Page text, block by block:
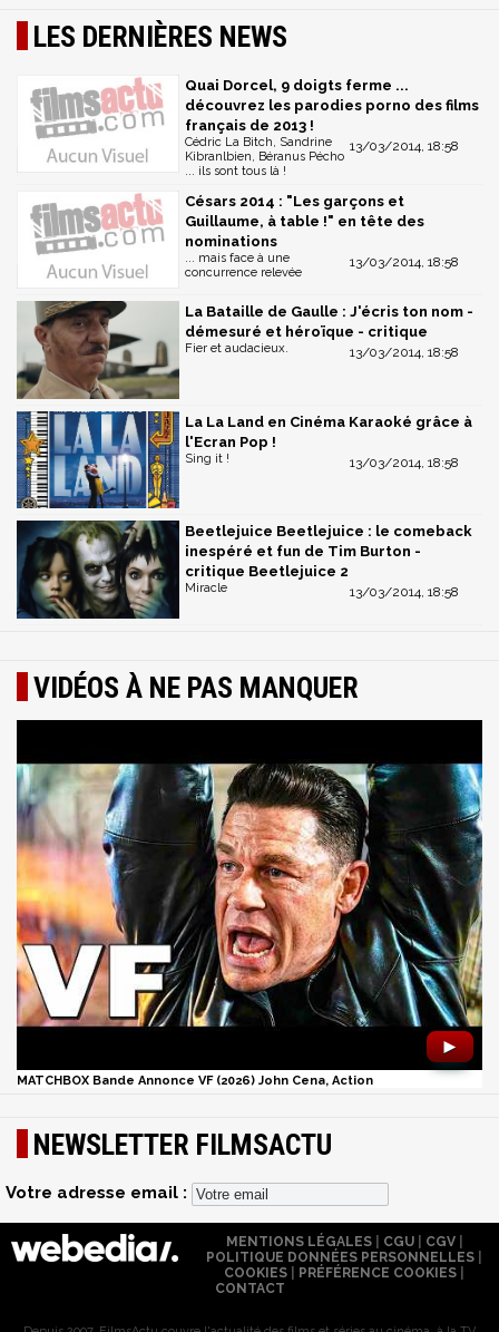
LES DERNIÈRES NEWS
Quai Dorcel, 9 doigts ferme ...
découvrez les parodies porno des films
français de 2013 !
13/03/2014, 18:58
Cédric La Bitch, Sandrine
Kibranlbien, Béranus Pécho
... ils sont tous là !
Césars 2014 : "Les garçons et
Guillaume, à table !" en tête des
nominations
13/03/2014, 18:58
... mais face à une
concurrence relevée
La Bataille de Gaulle : J'écris ton nom -
démesuré et héroïque - critique
13/03/2014, 18:58
Fier et audacieux.
La La Land en Cinéma Karaoké grâce à
l'Ecran Pop !
13/03/2014, 18:58
Sing it !
Beetlejuice Beetlejuice : le comeback
inespéré et fun de Tim Burton -
critique Beetlejuice 2
13/03/2014, 18:58
Miracle
VIDÉOS À NE PAS MANQUER
►
MATCHBOX Bande Annonce VF (2026) John Cena, Action
NEWSLETTER FILMSACTU
Votre adresse email :
MENTIONS LÉGALES| CGU| CGV|
POLITIQUE DONNÉES PERSONNELLES
COOKIES
PRÉFÉRENCE COOKIES
CONTACT